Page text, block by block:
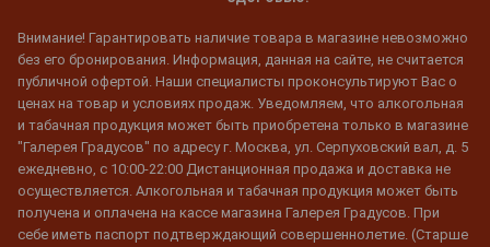
Внимание! Гарантировать наличие товара в магазине невозможно
без его бронирования. Информация, данная на сайте, не считается
публичной офертой. Наши специалисты проконсультируют Вас о
ценах на товар и условиях продаж. Уведомляем, что алкогольная
и табачная продукция может быть приобретена только в магазине
"Галерея Градусов" по адресу г. Москва, ул. Серпуховский вал, д. 5
ежедневно, с 10:00-22:00 Дистанционная продажа и доставка не
осуществляется. Алкогольная и табачная продукция может быть
получена и оплачена на кассе магазина Галерея Градусов. При
себе иметь паспорт подтверждающий совершеннолетие. (Старше